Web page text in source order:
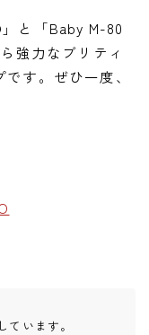
と「Baby M-80
強力なブリティ
す。ぜひ一度、
います。